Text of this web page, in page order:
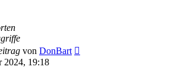
von DonBart
2024, 19:18